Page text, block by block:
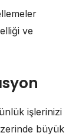
ve
işlerinizi
büyük